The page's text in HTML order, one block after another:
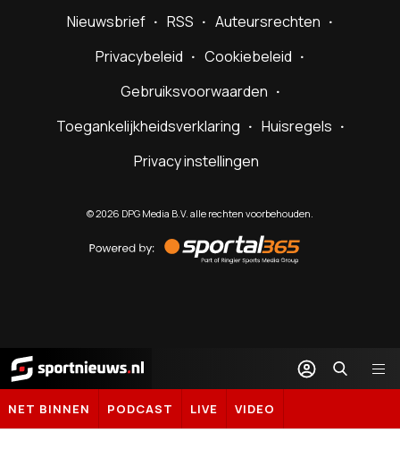
Nieuwsbrief RSS
Auteursrechten
Privacybeleid
Cookiebeleid
Gebruiksvoorwaarden
Toegankelijkheidsverklaring
Huisregels
Privacy instellingen
©2026 DPG Media B.V. alle rechten voorbehouden.
by
Sportal365
Sportnieuws.nl
NET BINNEN PODCAST LIVE VIDEO